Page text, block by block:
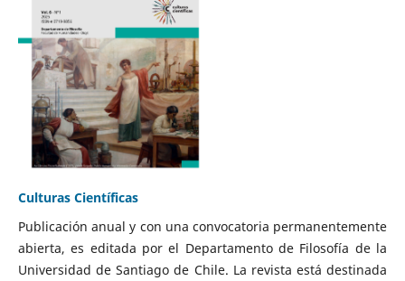
Culturas Científicas
Publicación anual y con una convocatoria permanentemente
abierta, es editada por el Departamento de Filosofía de la
Universidad de Santiago de Chile. La revista está destinada